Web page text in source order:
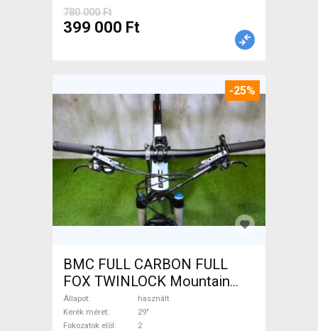
780 000 Ft
399 000 Ft
-25%
BMC FULL CARBON FULL
FOX TWINLOCK Mountain
Bike 29" össztelós / fully
használt ELADÓ
Állapot
használt
Kerék méret
29"
Fokozatok elöl
2